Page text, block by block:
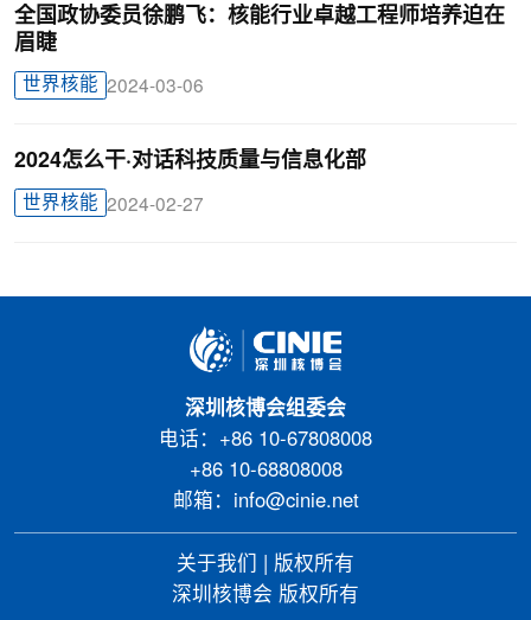
全国政协委员徐鹏飞：核能行业卓越工程师培养迫在
眉睫
世界核能 2024-03-06
2024怎么干·对话科技质量与信息化部
世界核能 2024-02-27
深圳核博会组委会
电话：+86 10-67808008
+86 10-68808008
邮箱：info@cinie.net
关于我们
版权所有
深圳核博会 版权所有